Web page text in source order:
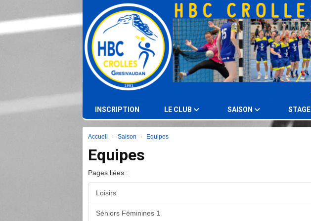
INSCRIPTION LE CLUB SAISON STAGE
Accueil Saison Equipes
Equipes
Pages liées :
Loisirs
Séniors Féminines 1